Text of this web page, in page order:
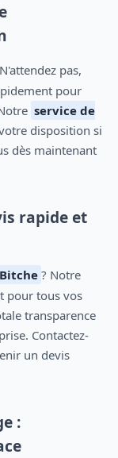
pas,
pour
service de
disposition si
dès maintenant
rapide et
? Notre
pour tous vos
transparence
Contactez-
un devis
: